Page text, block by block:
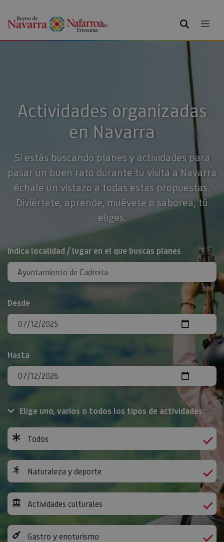
BUSCAR
Actividades organizadas
en Navarra
Si estás buscando planes y actividades para
pasar un buen rato durante tu visita a Navarra
échale un vistazo a todas estas propuestas.
Diviértete, aprende, muévete o saborea, tú
eliges.
BUSCAR
Indica localidad / lugar en el que buscas planes
Desde
Hasta
Elige uno, varios o todos los tipos de actividades:
Todos
Naturaleza y deporte
Actividades culturales
Gastro y enoturismo